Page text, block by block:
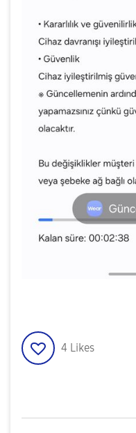
4 Likes